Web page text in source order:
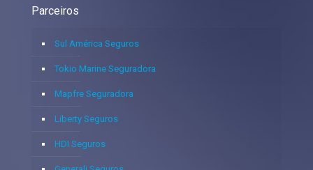
Parceiros
Sul América Seguros
Tokio Marine Seguradora
Mapfre Seguradora
Liberty Seguros
HDI Seguros